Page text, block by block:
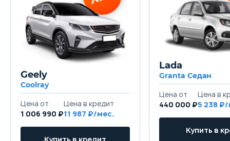
Задние тормоза
Дисковые
Geely
Coolray
1 006 990 ₽11 987
Lada
Granta Седан
440 000 ₽5 238